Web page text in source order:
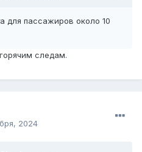
для пассажиров около 10
следам.
2024